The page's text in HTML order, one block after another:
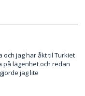
och jag har åkt til Turkiet
på lägenhet och redan
jag lite